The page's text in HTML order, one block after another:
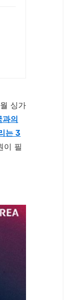
월 싱가
과의
는 3
이 필